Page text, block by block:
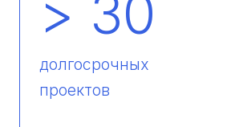
> 30
долгосрочных
проектов